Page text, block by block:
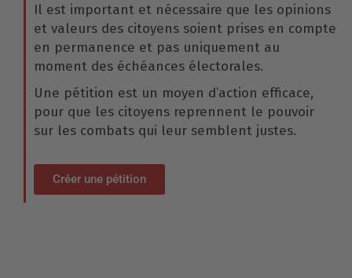
Il est important et nécessaire que les opinions
et valeurs des citoyens soient prises en compte
en permanence et pas uniquement au
moment des échéances électorales.
Une pétition est un moyen d’action efficace,
pour que les citoyens reprennent le pouvoir
sur les combats qui leur semblent justes.
Créer une pétition